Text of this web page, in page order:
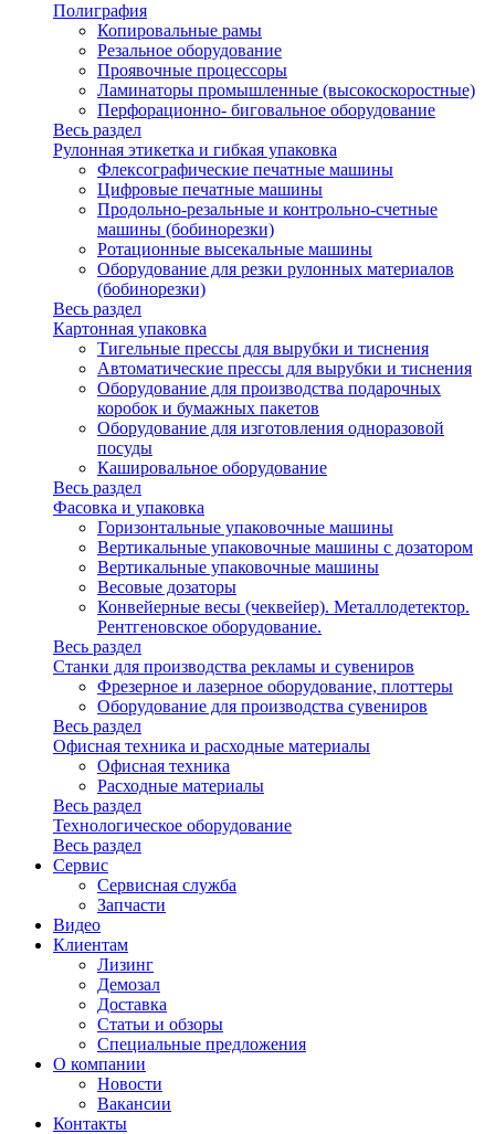
Полиграфия
Копировальные рамы
Резальное оборудование
Проявочные процессоры
Ламинаторы промышленные (высокоскоростные)
Перфорационно- биговальное оборудование
Весь раздел
Рулонная этикетка и гибкая упаковка
Флексографические печатные машины
Цифровые печатные машины
Продольно-резальные и контрольно-счетные
машины (бобинорезки)
Ротационные высекальные машины
Оборудование для резки рулонных материалов
(бобинорезки)
Весь раздел
Картонная упаковка
Тигельные прессы для вырубки и тиснения
Автоматические прессы для вырубки и тиснения
Оборудование для производства подарочных
коробок и бумажных пакетов
Оборудование для изготовления одноразовой
посуды
Кашировальное оборудование
Весь раздел
Фасовка и упаковка
Горизонтальные упаковочные машины
Вертикальные упаковочные машины с дозатором
Вертикальные упаковочные машины
Весовые дозаторы
Конвейерные весы (чеквейер). Металлодетектор.
Рентгеновское оборудование.
Весь раздел
Станки для производства рекламы и сувениров
Фрезерное и лазерное оборудование, плоттеры
Оборудование для производства сувениров
Весь раздел
Офисная техника и расходные материалы
Офисная техника
Расходные материалы
Весь раздел
Технологическое оборудование
Весь раздел
Сервис
Сервисная служба
Запчасти
Видео
Клиентам
Лизинг
Демозал
Доставка
Статьи и обзоры
Специальные предложения
О компании
Новости
Вакансии
Контакты